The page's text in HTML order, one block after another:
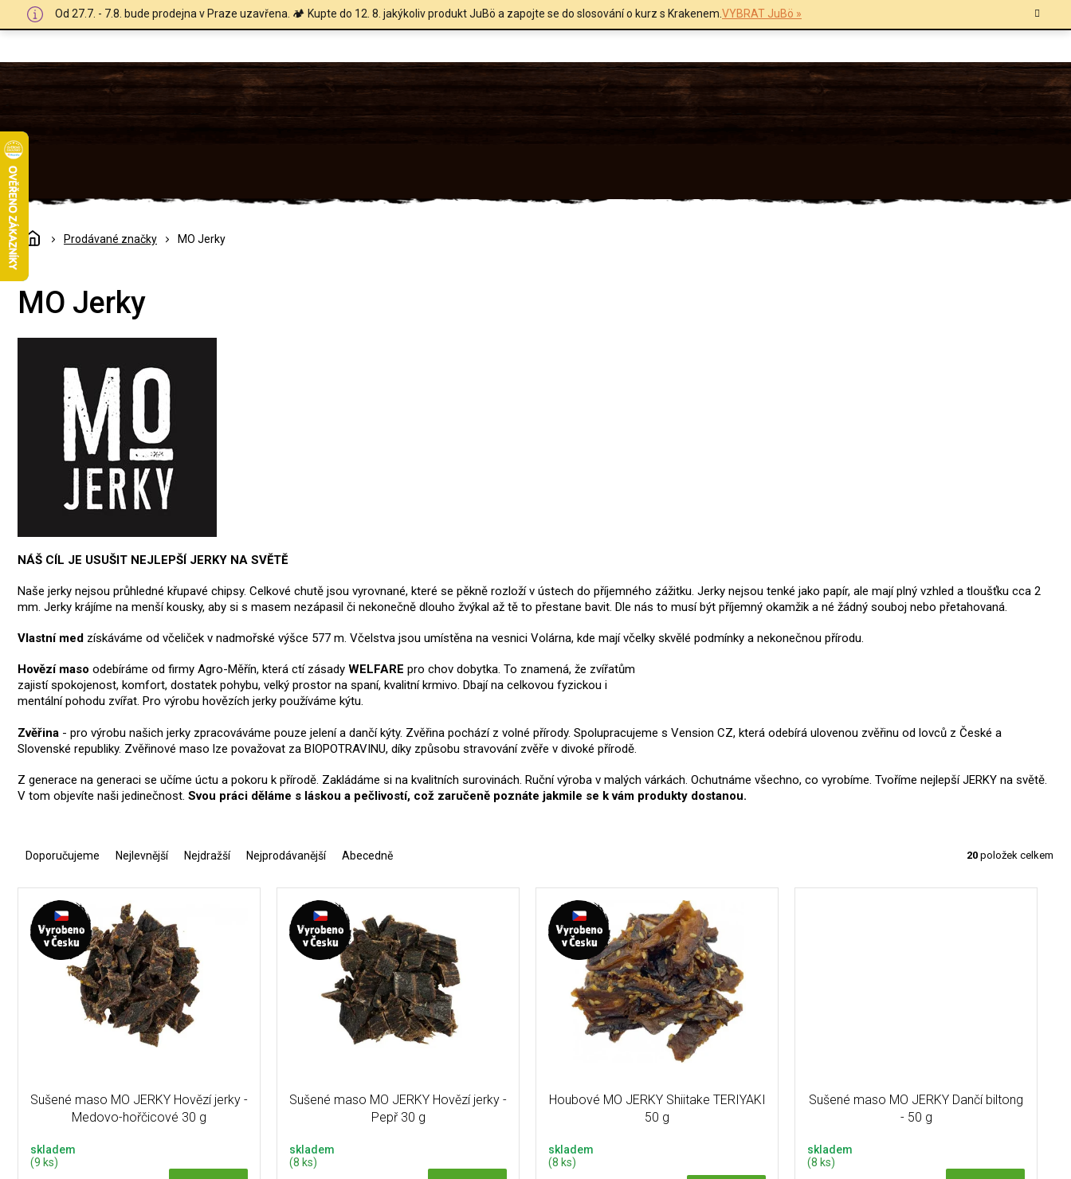
Od 27.7. - 7.8. bude prodejna v Praze uzavřena. 🏕️ Kupte do 12. 8. jakýkoliv produkt JuBö a zapojte se do slosování o kurz s Krakenem.VYBRAT JuBö »
DomůProdávané značky MO Jerky
MO Jerky
NÁŠ CÍL JE USUŠIT NEJLEPŠÍ JERKY NA SVĚTĚ
Naše jerky nejsou průhledné křupavé chipsy. Celkové chutě jsou vyrovnané, které se pěkně rozloží v ústech do příjemného zážitku. Jerky nejsou tenké jako papír, ale mají plný vzhled a tloušťku cca 2
mm. Jerky krájíme na menší kousky, aby si s masem nezápasil či nekonečně dlouho žvýkal až tě to přestane bavit. Dle nás to musí být příjemný okamžik a né žádný souboj nebo přetahovaná.
Vlastní med získáváme od včeliček v nadmořské výšce 577 m. Včelstva jsou umístěna na vesnici Volárna, kde mají včelky skvělé podmínky a nekonečnou přírodu.
Hovězí maso odebíráme od firmy Agro-Měřín, která ctí zásady WELFARE pro chov dobytka. To znamená, že zvířatům
zajistí spokojenost, komfort, dostatek pohybu, velký prostor na spaní, kvalitní krmivo. Dbají na celkovou fyzickou i
mentální pohodu zvířat. Pro výrobu hovězích jerky používáme kýtu.
Zvěřina - pro výrobu našich jerky zpracováváme pouze jelení a dančí kýty. Zvěřina pochází z volné přírody. Spolupracujeme s Vension CZ, která odebírá ulovenou zvěřinu od lovců z České a
Slovenské republiky. Zvěřinové maso lze považovat za BIOPOTRAVINU, díky způsobu stravování zvěře v divoké přírodě.
Z generace na generaci se učíme úctu a pokoru k přírodě. Zakládáme si na kvalitních surovinách. Ruční výroba v malých várkách. Ochutnáme všechno, co vyrobíme. Tvoříme nejlepší JERKY na světě.
V tom objevíte naši jedinečnost. Svou práci děláme s láskou a pečlivostí, což zaručeně poznáte jakmile se k vám produkty dostanou.
e
Doporučujeme Nejlevnější Nejdražší Nejprodávanější Abecedně 20 položek celkem
Sušené maso MO JERKY Hovězí jerky -
Medovo-hořčicové 30 g
skladem
(9 ks)
Sušené maso MO JERKY Hovězí jerky -
Pepř 30 g
skladem
(8 ks)
Houbové MO JERKY Shiitake TERIYAKI
50 g
skladem
(8 ks)
Sušené maso MO JERKY Dančí biltong
- 50 g
skladem
(8 ks)